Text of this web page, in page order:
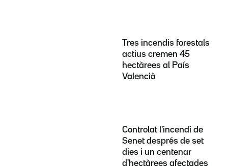
Tres incendis forestals
actius cremen 45
hectàrees al País
Valencià
Controlat l'incendi de
Senet després de set
dies i un centenar
d'hectàrees afectades